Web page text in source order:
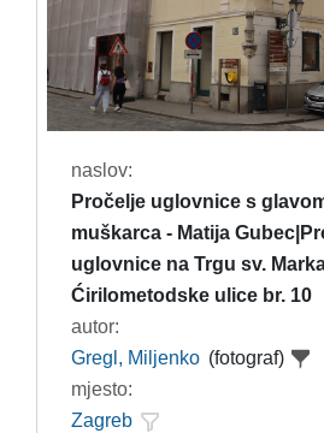
naslov:
Pročelje uglovnice s
muškarca - Matija
uglovnice na Trgu sv.
Ćirilometodske ulice br. 10
autor:
Gregl, Miljenko (fotograf)
mjesto:
Zagreb